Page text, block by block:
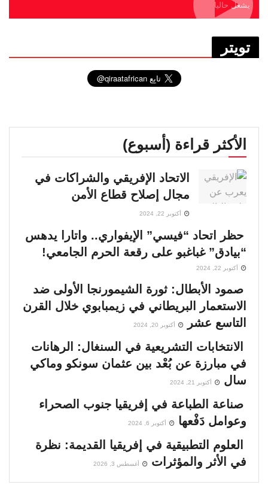
يشغل حاليا
تويتر
الأكثر قراءة (أسبوع)
الاتحاد الإفريقي والشراكات في
مجال إصلاح قطاع الأمن
أكتوبر 22, 2024
حظر اتحاد “فيسي” الإيفواري.. واتارا يدهس
“بيادق” غباغبو على رقعة الحرم الجامعي!
أكتوبر 22, 2024
صمود الأبطال: ثورة الشيمورنجا الأولى ضد
الاستعمار البريطاني في زيمبابوي خلال القرن
التاسع عشر
أكتوبر 20, 2024
الانتخابات التشريعية في السنغال: الرهانات
في مبارزة عن بُعْد بين عثمان سونكو وماكي
سال
أكتوبر 21, 2024
صناعة الطباعة في إفريقيا جنوب الصحراء
وعوامل دَفْعها
أكتوبر 6, 2024
العلوم التطبيقية في إفريقيا القديمة: نظرة
في الأثر والمؤثرات
أغسطس 3, 2026